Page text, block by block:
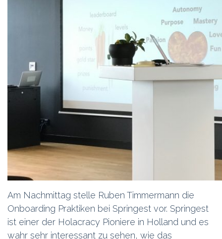
Am Nachmittag stelle Ruben Timmermann die
Onboarding Praktiken bei Springest vor. Springest
ist einer der Holacracy Pioniere in Holland und es
wahr sehr interessant zu sehen, wie das